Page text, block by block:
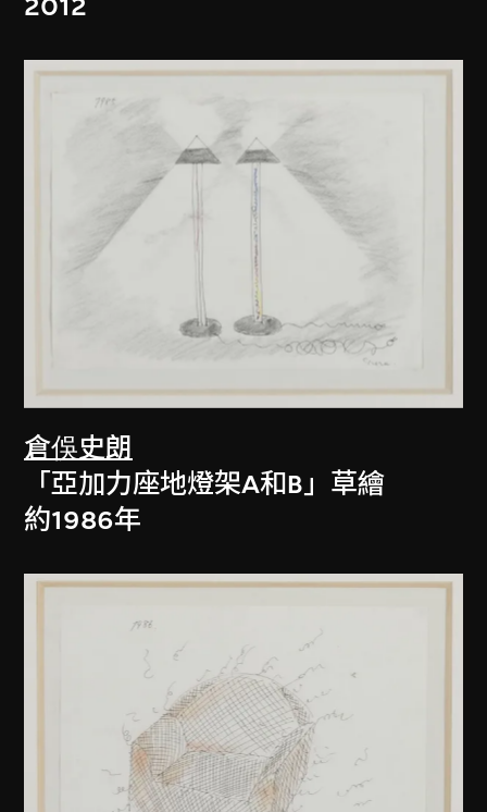
2012
倉俁史朗
「亞加力座地燈架A和B」草繪
約1986年